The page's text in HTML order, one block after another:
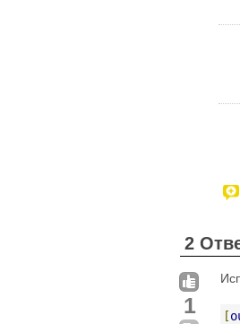
2
1 [